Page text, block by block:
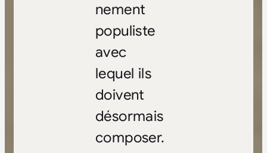
nement
populiste
avec
lequel ils
doivent
désormais
composer.